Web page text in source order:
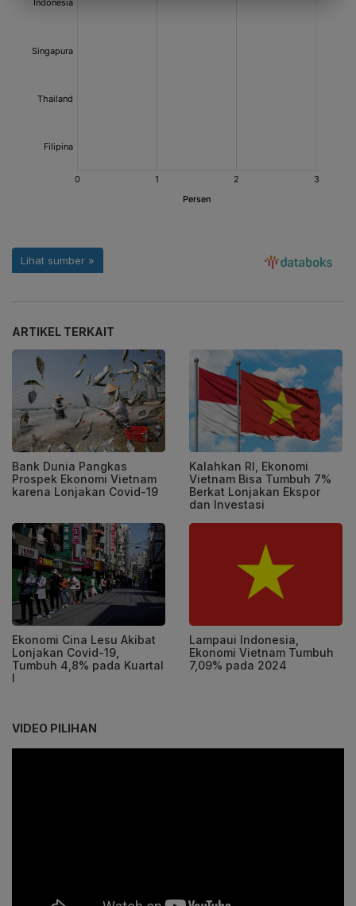
ARTIKEL TERKAIT
Bank Dunia Pangkas
Prospek Ekonomi Vietnam
karena Lonjakan Covid-19
Kalahkan RI, Ekonomi
Vietnam Bisa Tumbuh 7%
Berkat Lonjakan Ekspor
dan Investasi
Ekonomi Cina Lesu Akibat
Lonjakan Covid-19,
Tumbuh 4,8% pada Kuartal
I
Lampaui Indonesia,
Ekonomi Vietnam Tumbuh
7,09% pada 2024
VIDEO PILIHAN